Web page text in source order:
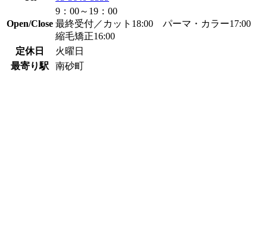
Open/Close
9：00～19：00
最終受付／カット18:00 パーマ・カラー17:00
縮毛矯正16:00
定休日
火曜日
最寄り駅
南砂町